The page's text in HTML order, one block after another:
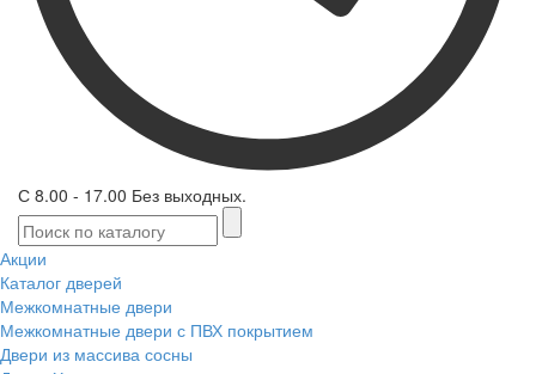
С 8.00 - 17.00 Без выходных.
Акции
Каталог дверей
Межкомнатные двери
Межкомнатные двери с ПВХ покрытием
Двери из массива сосны